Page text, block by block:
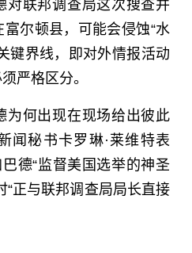
对联邦调查局这次搜查并
尔顿县，可能会侵蚀“水
键界线，即对外情报活动
严格区分。
为何出现在现场给出彼此
闻秘书卡罗琳·莱维特表
德“监督美国选举的神圣
“正与联邦调查局局长直接